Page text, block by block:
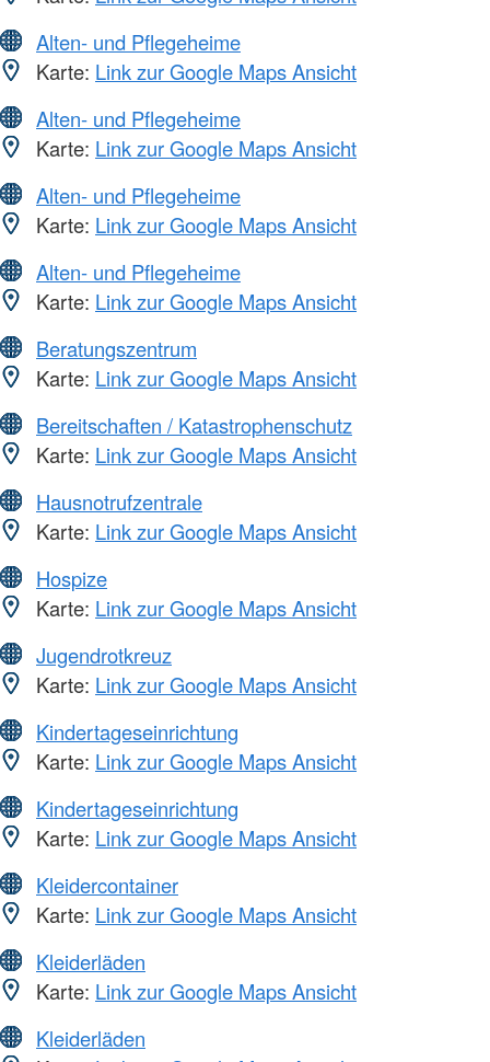
Alten- und Pflegeheime
Karte: Link zur Google Maps Ansicht
Alten- und Pflegeheime
Karte: Link zur Google Maps Ansicht
Alten- und Pflegeheime
Karte: Link zur Google Maps Ansicht
Alten- und Pflegeheime
Karte: Link zur Google Maps Ansicht
Beratungszentrum
Karte: Link zur Google Maps Ansicht
Bereitschaften / Katastrophenschutz
Karte: Link zur Google Maps Ansicht
Hausnotrufzentrale
Karte: Link zur Google Maps Ansicht
Hospize
Karte: Link zur Google Maps Ansicht
Jugendrotkreuz
Karte: Link zur Google Maps Ansicht
Kindertageseinrichtung
Karte: Link zur Google Maps Ansicht
Kindertageseinrichtung
Karte: Link zur Google Maps Ansicht
Kleidercontainer
Karte: Link zur Google Maps Ansicht
Kleiderläden
Karte: Link zur Google Maps Ansicht
Kleiderläden